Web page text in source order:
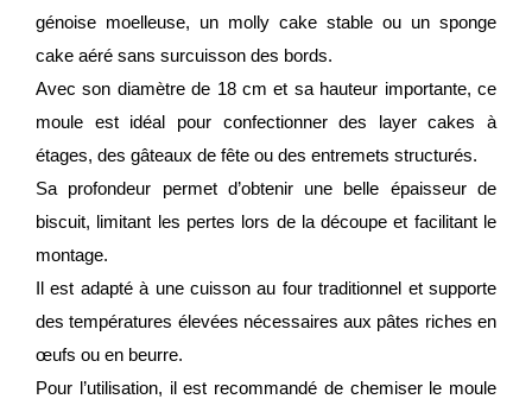
génoise moelleuse, un molly cake stable ou un sponge
cake aéré sans surcuisson des bords.
Avec son diamètre de 18 cm et sa hauteur importante, ce
moule est idéal pour confectionner des layer cakes à
étages, des gâteaux de fête ou des entremets structurés.
Sa profondeur permet d’obtenir une belle épaisseur de
biscuit, limitant les pertes lors de la découpe et facilitant le
montage.
Il est adapté à une cuisson au four traditionnel et supporte
des températures élevées nécessaires aux pâtes riches en
œufs ou en beurre.
Pour l’utilisation, il est recommandé de chemiser le moule